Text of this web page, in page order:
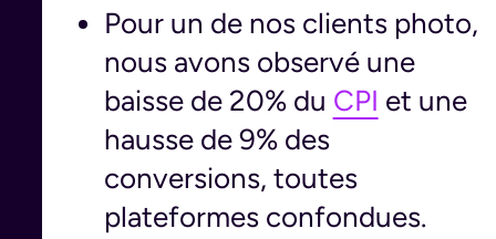
Pour un de nos clients photo,
nous avons observé une
baisse de 20% du CPI et une
hausse de 9% des
conversions, toutes
plateformes confondues.